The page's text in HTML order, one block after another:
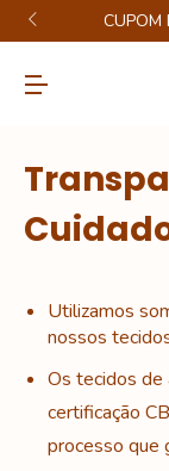
CUPOM
Utilizamos
nossos
Os tecidos de
certificação
processo que